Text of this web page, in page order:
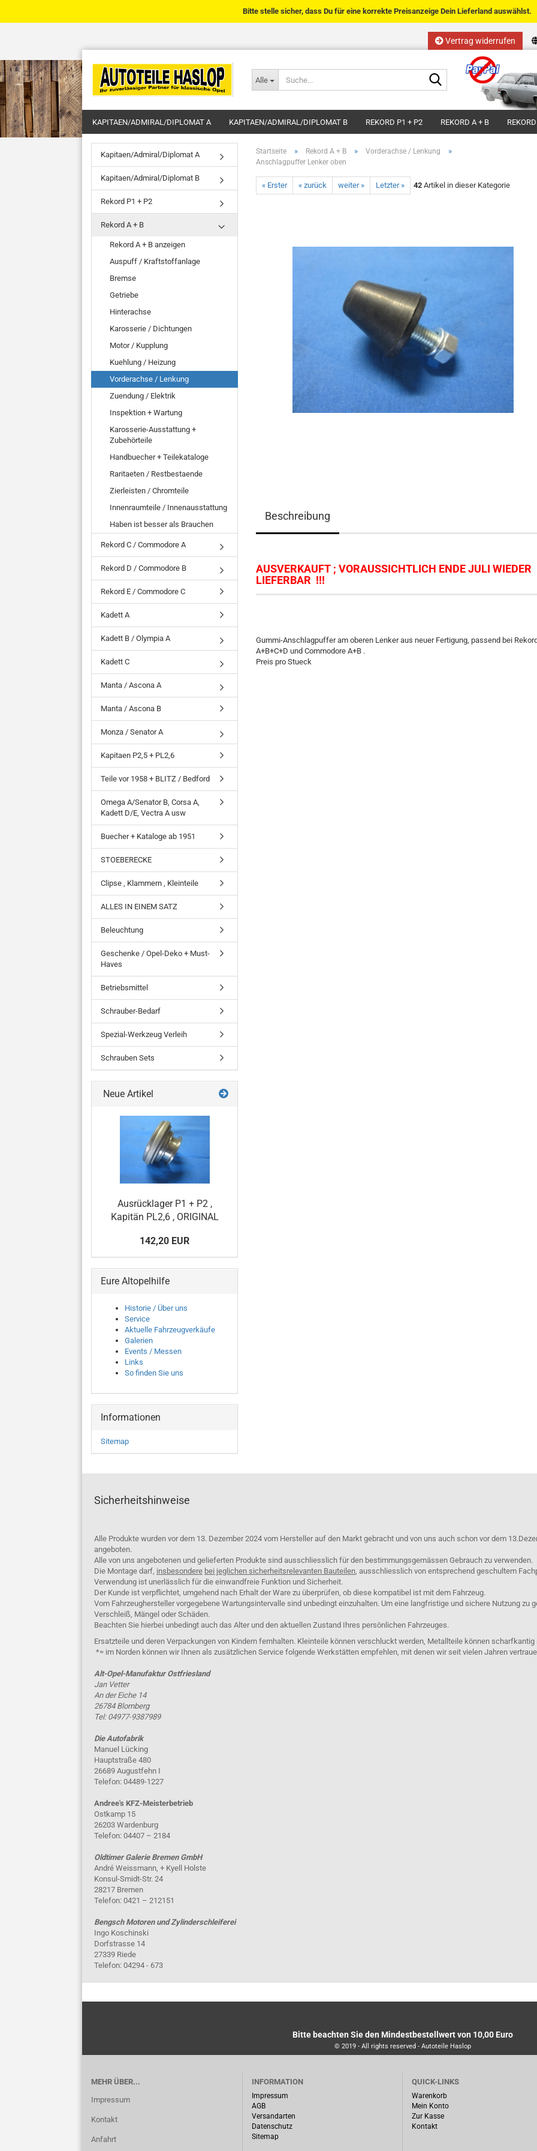
Vertrag widerrufen
Sprache auswählen
Lieferland
Passwort
Alle
Suche...
Bitte stelle sicher, dass Du für eine korrekte Preisanzeige Dein Lieferland auswählst.
KAPITAEN/ADMIRAL/DIPLOMAT A KAPITAEN/ADMIRAL/DIPLOMAT B REKORD P1 + P2 REKORD A + B
Startseite » Rekord A + B » Vorderachse / Lenkung »
Anschlagpuffer Lenker oben
« Erster « zurück weiter » Letzter » 42 Artikel in dieser Kategorie
Beschreibung
AUSVERKAUFT ; VORAUSSICHTLICH ENDE JULI WIEDER
LIEFERBAR !!!
Gummi-Anschlagpuffer am oberen Lenker aus neuer Fertigung, passend bei
A+B+C+D und Commodore A+B .
Preis pro Stueck
Kapitaen/Admiral/Diplomat A
Kapitaen/Admiral/Diplomat B
Rekord P1 + P2
Rekord A + B
Rekord A + B anzeigen
Auspuff / Kraftstoffanlage
Bremse
Getriebe
Hinterachse
Karosserie / Dichtungen
Motor / Kupplung
Kuehlung / Heizung
Vorderachse / Lenkung
Zuendung / Elektrik
Inspektion + Wartung
Karosserie-Ausstattung +
Zubehörteile
Handbuecher + Teilekataloge
Raritaeten / Restbestaende
Zierleisten / Chromteile
Innenraumteile / Innenausstattung
Haben ist besser als Brauchen
Rekord C / Commodore A
Rekord D / Commodore B
Rekord E / Commodore C
Kadett A
Kadett B / Olympia A
Kadett C
Manta / Ascona A
Manta / Ascona B
Monza / Senator A
Kapitaen P2,5 + PL2,6
Teile vor 1958 + BLITZ / Bedford
Omega A/Senator B, Corsa A,
Kadett D/E, Vectra A usw
Buecher + Kataloge ab 1951
STOEBERECKE
Clipse , Klammern , Kleinteile
ALLES IN EINEM SATZ
Beleuchtung
Geschenke / Opel-Deko + Must-
Haves
Betriebsmittel
Schrauber-Bedarf
Spezial-Werkzeug Verleih
Schrauben Sets
Neue Artikel
Ausrücklager P1 + P2 ,
Kapitän PL2,6 , ORIGINAL
142,20 EUR
Eure Altopelhilfe
Historie / Über uns
Service
Aktuelle Fahrzeugverkäufe
Galerien
Events / Messen
Links
So finden Sie uns
Informationen
Sitemap
Sicherheitshinweise
Alle Produkte wurden vor dem 13. Dezember 2024 vom Hersteller auf den Markt gebracht und von uns auch schon vor dem
angeboten.
Alle von uns angebotenen und gelieferten Produkte sind ausschliesslich für den bestimmungsgemässen Gebrauch zu verwenden.
Die Montage darf, insbesondere bei jeglichen sicherheitsrelevanten Bauteilen, ausschliesslich von entsprechend geschultem
Verwendung ist unerlässlich für die einwandfreie Funktion und Sicherheit.
Der Kunde ist verpflichtet, umgehend nach Erhalt der Ware zu überprüfen, ob diese kompatibel ist mit dem Fahrzeug.
Vom Fahrzeughersteller vorgegebene Wartungsintervalle sind unbedingt einzuhalten. Um eine langfristige und sichere Nutzung
Verschleiß, Mängel oder Schäden.
Beachten Sie hierbei unbedingt auch das Alter und den aktuellen Zustand Ihres persönlichen Fahrzeuges.
Ersatzteile und deren Verpackungen von Kindern fernhalten. Kleinteile können verschluckt werden, Metallteile können
*= im Norden können wir Ihnen als zusätzlichen Service folgende Werkstätten empfehlen, mit denen wir seit vielen Jahren
Alt-Opel-Manufaktur Ostfriesland
Jan Vetter
An der Eiche 14
26784 Blomberg
Tel: 04977-9387989
Die Autofabrik
Manuel Lücking
Hauptstraße 480
26689 Augustfehn I
Telefon: 04489-1227
Andree's KFZ-Meisterbetrieb
Ostkamp 15
26203 Wardenburg
Telefon: 04407 – 2184
Oldtimer Galerie Bremen GmbH
André Weissmann, + Kyell Holste
Konsul-Smidt-Str. 24
28217 Bremen
Telefon: 0421 – 212151
Bengsch Motoren und Zylinderschleiferei
Ingo Koschinski
Dorfstrasse 14
27339 Riede
Telefon: 04294 - 673
Bitte beachten Sie den Mindestbestellwert von 10,00 Euro
© 2019 - All rights reserved - Autoteile Haslop
MEHR ÜBER...
Impressum
Kontakt
Anfahrt
INFORMATION
Impressum
AGB
Versandarten
Datenschutz
Sitemap
QUICK-LINKS
Warenkorb
Mein Konto
Zur Kasse
Kontakt